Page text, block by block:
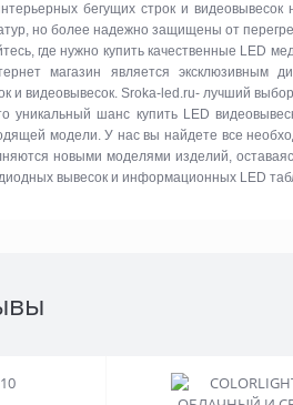
бегущих строк и
но более надежно защищены от
где нужно купить качественные LED
магазин является эксклюзивным
и видеовывесок. Sroka-led.ru- лучший
уникальный шанс купить LED
модели. У нас вы найдете все
новыми моделями изделий,
вывесок и информационных LED